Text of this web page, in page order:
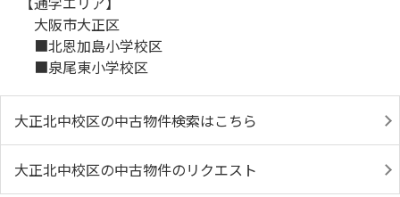
大阪市大正区
■北恩加島小学校区
■泉尾東小学校区
大正北中校区の中古物件検索はこちら
大正北中校区の中古物件のリクエスト